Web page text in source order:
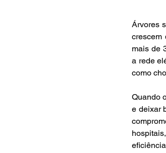
Árvores
crescem
mais de
a rede
como
Quando
e deixar